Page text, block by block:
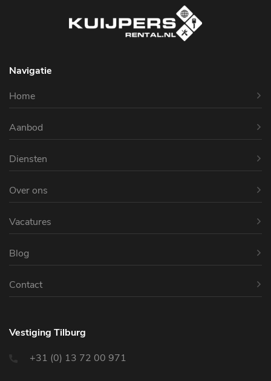
Navigatie
Home
Aanbod
Diensten
Over ons
Vacatures
Blog
Contact
Vestiging Tilburg
+31 (0) 13 72 00 971